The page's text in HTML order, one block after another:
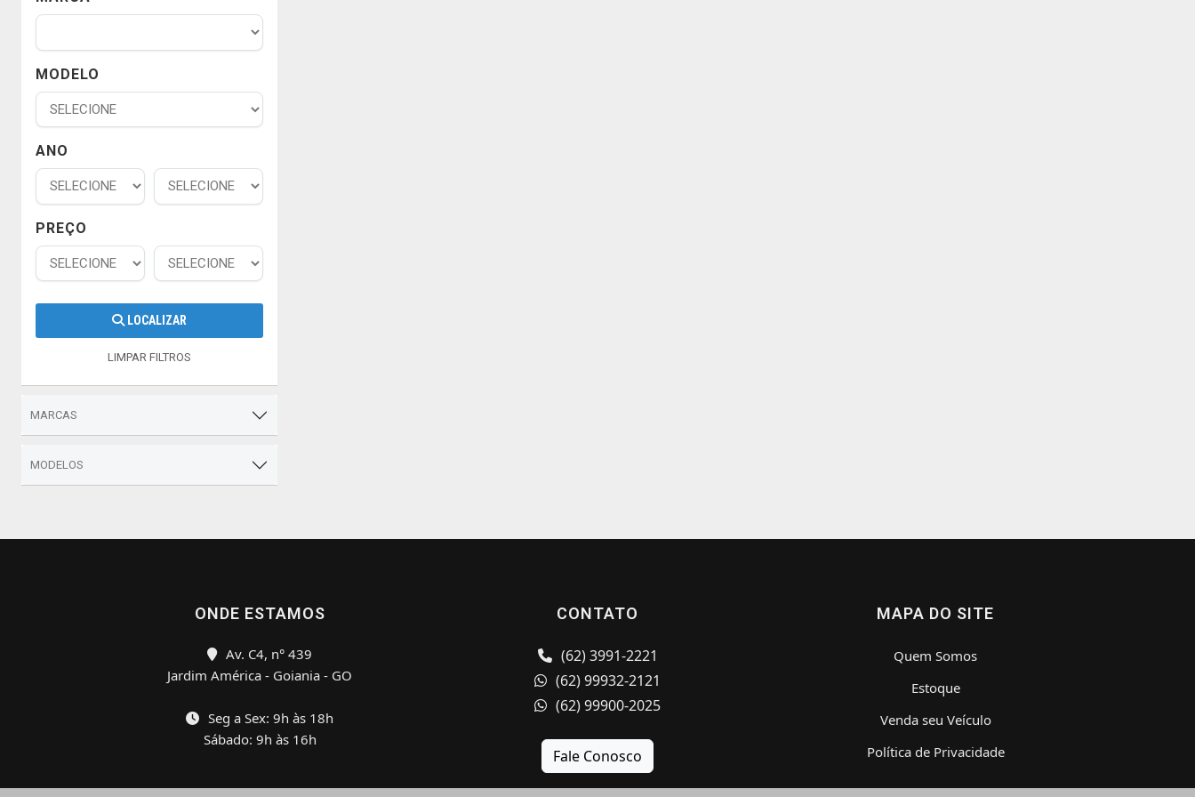
MODELO
ANO
PREÇO
LOCALIZAR
LIMPAR FILTROS
MARCAS
MODELOS
ONDE ESTAMOS
Av. C4, n° 439
Jardim América - Goiania - GO
Seg a Sex: 9h às 18h
Sábado: 9h às 16h
CONTATO
(62) 3991-2221
(62) 99932-2121
(62) 99900-2025
Fale Conosco
MAPA DO SITE
Quem Somos
Estoque
Venda seu Veículo
Política de Privacidade